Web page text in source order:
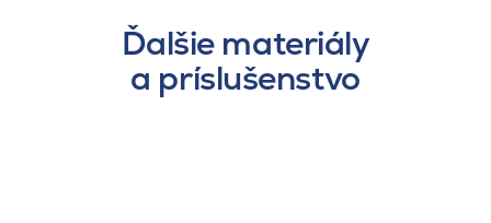
Ďalšie materiály
a príslušenstvo